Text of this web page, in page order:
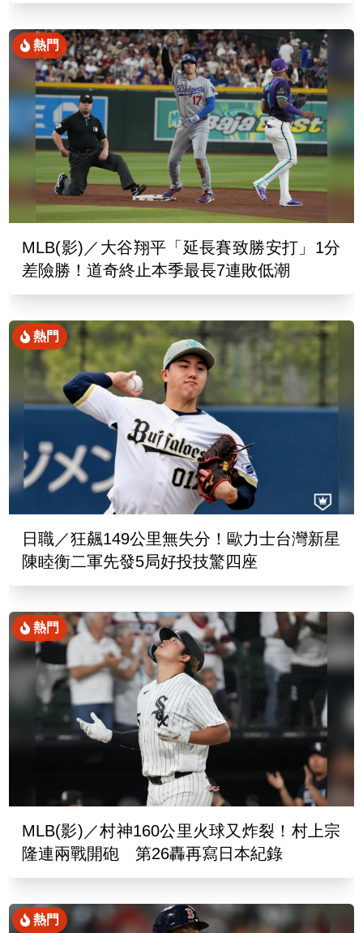
熱門
MLB(影)／大谷翔平「延長賽致勝安打」1分
差險勝！道奇終止本季最長7連敗低潮
熱門
日職／狂飆149公里無失分！歐力士台灣新星
陳睦衡二軍先發5局好投技驚四座
熱門
MLB(影)／村神160公里火球又炸裂！村上宗
隆連兩戰開砲 第26轟再寫日本紀錄
熱門